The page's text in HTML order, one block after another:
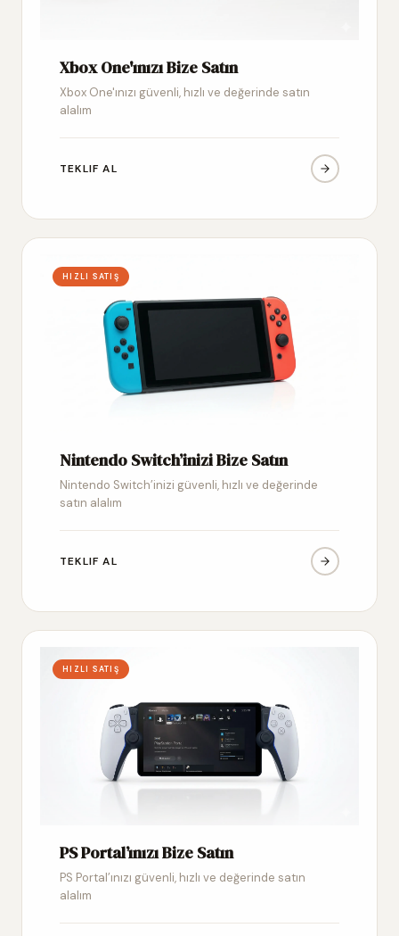
Xbox One'ınızı Bize Satın
Xbox One'ınızı güvenli, hızlı ve değerinde satın
alalım
TEKLIF AL
HIZLI SATIŞ
Nintendo Switch’inizi Bize Satın
Nintendo Switch’inizi güvenli, hızlı ve değerinde
satın alalım
TEKLIF AL
HIZLI SATIŞ
PS Portal’ınızı Bize Satın
PS Portal’ınızı güvenli, hızlı ve değerinde satın
alalım